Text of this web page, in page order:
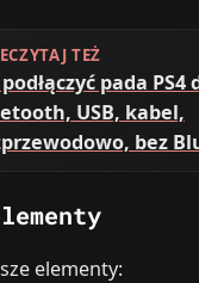
TEŻ
pada PS4
USB, kabel,
bez
elementy: